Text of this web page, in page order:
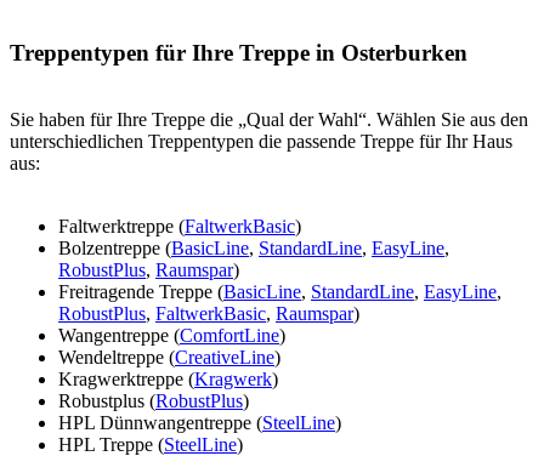
Treppentypen für Ihre Treppe in Osterburken
Sie haben für Ihre Treppe die „Qual der Wahl“. Wählen Sie aus den
unterschiedlichen Treppentypen die passende Treppe für Ihr Haus
aus:
Faltwerktreppe (FaltwerkBasic)
Bolzentreppe (BasicLine, StandardLine, EasyLine,
RobustPlus, Raumspar)
Freitragende Treppe (BasicLine, StandardLine, EasyLine,
RobustPlus, FaltwerkBasic, Raumspar)
Wangentreppe (ComfortLine)
Wendeltreppe (CreativeLine)
Kragwerktreppe (Kragwerk)
Robustplus (RobustPlus)
HPL Dünnwangentreppe (SteelLine)
HPL Treppe (SteelLine)